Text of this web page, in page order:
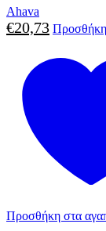
Ahava
€20,73 Προσθήκη
Προσθήκη στα